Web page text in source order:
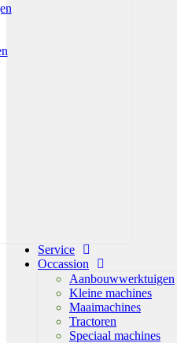
Service
Occassion
Aanbouwwerktuigen
Kleine machines
Maaimachines
Tractoren
Speciaal machines